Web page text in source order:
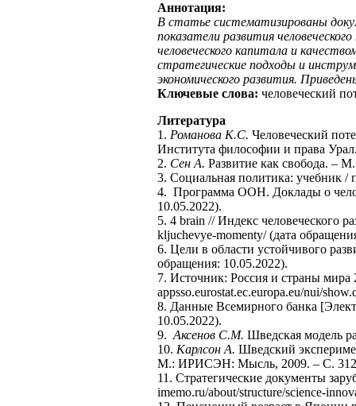
Аннотация:
В статье систематизированы
показатели развития
человеческого капитала и
стратегические подходы и
экономического развития.
Ключевые слова: человеческий
Литература
1. Романова К.С. Человеческий
Института философии и права
2. Сен А. Развитие как свобода. –
3. Социальная политика: учебник
4. Программа ООН. Доклады о
10.05.2022).
5. 4 brain // Индекс человеческого
kljuchevye-momenty/ (дата
6. Цели в области устойчивого
обращения: 10.05.2022).
7. Источник: Россия и страны мира
appsso.eurostat.ec.europa.eu/nui/
8. Данные Всемирного банка
10.05.2022).
9.Аксенов С.М. Шведская модель
10. Карлсон А. Шведский
М.: ИРИСЭН: Мысль, 2009. – С.
11. Стратегические документы
imemo.ru/about/structure/science-